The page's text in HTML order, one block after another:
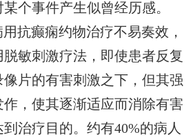
个事件产生似曾经历感。
抗癫痫约物治疗不易奏效，
敏刺激疗法，即使患者反复
片的有害刺激之下，但其强
，使其逐渐适应而消除有害
治疗目的。约有40%的病人